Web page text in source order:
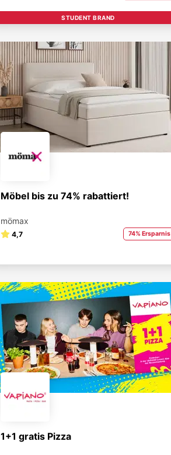
STUDENT BRAND
Möbel bis zu 74% rabattiert!
mömax
4,7 74% Ersparnis
1+1 gratis Pizza